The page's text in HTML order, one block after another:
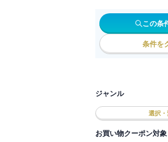
この条
条件を
ジャンル
選択
お買い物クーポン対象